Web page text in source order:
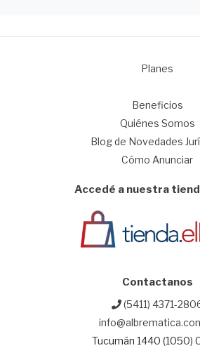
Planes
Beneficios
Quiénes Somos
Blog de Novedades
Cómo Anunciar
Accedé a nuestra
Contactanos
(5411) 4371-
Tucumán 1440 (1050)